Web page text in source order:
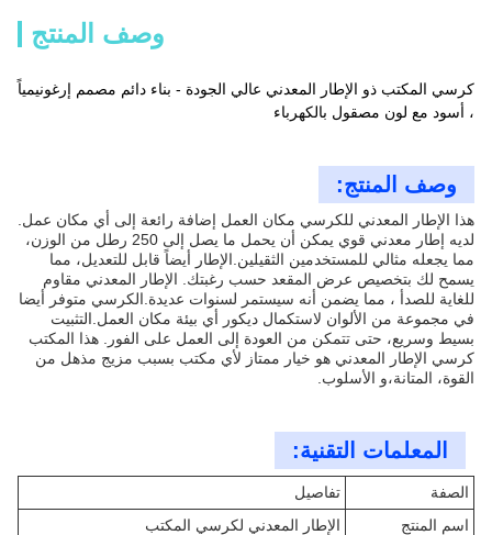
وصف المنتج
كرسي المكتب ذو الإطار المعدني عالي الجودة - بناء دائم مصمم إرغونيمياً
، أسود مع لون مصقول بالكهرباء
وصف المنتج:
هذا الإطار المعدني للكرسي مكان العمل إضافة رائعة إلى أي مكان عمل.
لديه إطار معدني قوي يمكن أن يحمل ما يصل إلى 250 رطل من الوزن،
مما يجعله مثالي للمستخدمين الثقيلين.الإطار أيضاً قابل للتعديل، مما
يسمح لك بتخصيص عرض المقعد حسب رغبتك. الإطار المعدني مقاوم
للغاية للصدأ ، مما يضمن أنه سيستمر لسنوات عديدة.الكرسي متوفر أيضا
في مجموعة من الألوان لاستكمال ديكور أي بيئة مكان العمل.التثبيت
بسيط وسريع، حتى تتمكن من العودة إلى العمل على الفور. هذا المكتب
كرسي الإطار المعدني هو خيار ممتاز لأي مكتب بسبب مزيج مذهل من
القوة، المتانة،و الأسلوب.
المعلمات التقنية:
الصفة
تفاصيل
اسم المنتج
الإطار المعدني لكرسي المكتب